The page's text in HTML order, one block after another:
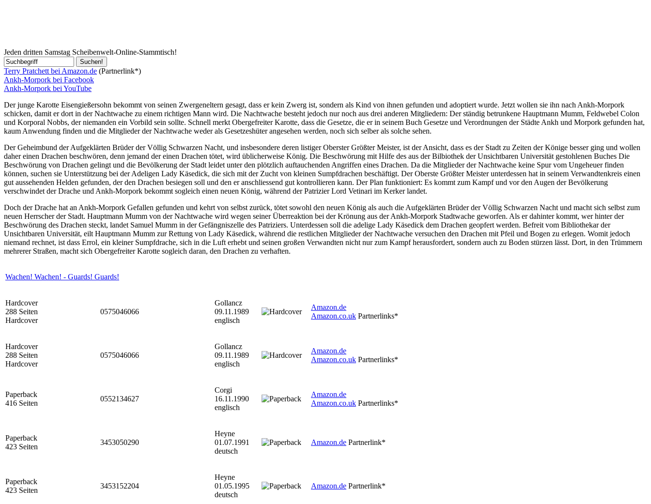
Jeden dritten Samstag Scheibenwelt-Online-Stammtisch!
Terry Pratchett bei Amazon.de (Partnerlink*)
Ankh-Morpork bei Facebook
Ankh-Morpork bei YouTube
Der junge Karotte Eisengießersohn bekommt von seinen Zwergeneltern gesagt, dass er kein Zwerg ist, sondern als Kind von ihnen gefunden und adoptiert wurde. Jetzt wollen sie ihn nach Ankh-Morpork
schicken, damit er dort in der Nachtwache zu einem richtigen Mann wird. Die Nachtwache besteht jedoch nur noch aus drei anderen Mitgliedern: Der ständig betrunkene Hauptmann Mumm, Feldwebel Colon
und Korporal Nobbs, der niemanden ein Vorbild sein sollte. Schnell merkt Obergefreiter Karotte, dass die Gesetze, die er in seinem Buch Gesetze und Verordnungen der Städte Ankh und Morpork gefunden hat,
kaum Anwendung finden und die Mitglieder der Nachtwache weder als Gesetzeshüter angesehen werden, noch sich selber als solche sehen.
Der Geheimbund der Aufgeklärten Brüder der Völlig Schwarzen Nacht, und insbesondere deren listiger Oberster Größter Meister, ist der Ansicht, dass es der Stadt zu Zeiten der Könige besser ging und wollen
daher einen Drachen beschwören, denn jemand der einen Drachen tötet, wird üblicherweise König. Die Beschwörung mit Hilfe des aus der Bilbiothek der Unsichtbaren Universität gestohlenen Buches Die
Beschwörung von Drachen gelingt und die Bevölkerung der Stadt leidet unter den plötzlich auftauchenden Angriffen eines Drachen. Da die Mitglieder der Nachtwache keine Spur vom Ungeheuer finden
können, suchen sie Unterstützung bei der Adeligen Lady Käsedick, die sich mit der Zucht von kleinen Sumpfdrachen beschäftigt. Der Oberste Größter Meister unterdessen hat in seinem Verwandtenkreis einen
gut aussehenden Helden gefunden, der den Drachen besiegen soll und den er anschliessend gut kontrollieren kann. Der Plan funktioniert: Es kommt zum Kampf und vor den Augen der Bevölkerung
verschwindet der Drache und Ankh-Morpork bekommt sogleich einen neuen König, während der Patrizier Lord Vetinari im Kerker landet.
Doch der Drache hat an Ankh-Morpork Gefallen gefunden und kehrt von selbst zurück, tötet sowohl den neuen König als auch die Aufgeklärten Brüder der Völlig Schwarzen Nacht und macht sich selbst zum
neuen Herrscher der Stadt. Hauptmann Mumm von der Nachtwache wird wegen seiner Überreaktion bei der Krönung aus der Ankh-Morpork Stadtwache geworfen. Als er dahinter kommt, wer hinter der
Beschwörung des Drachen steckt, landet Samuel Mumm in der Gefängniszelle des Patriziers. Unterdessen soll die adelige Lady Käsedick dem Drachen geopfert werden. Befreit vom Bibliothekar der
Unsichtbaren Universität, eilt Hauptmann Mumm zur Rettung von Lady Käsedick, während die restlichen Mitglieder der Nachtwache versuchen den Drachen mit Pfeil und Bogen zu erlegen. Womit jedoch
niemand rechnet, ist dass Errol, ein kleiner Sumpfdrache, sich in die Luft erhebt und seinen großen Verwandten nicht nur zum Kampf herausfordert, sondern auch zu Boden stürzen lässt. Dort, in den Trümmern
mehrerer Straßen, macht sich Obergefreiter Karotte sogleich daran, den Drachen zu verhaften.
Wachen! Wachen! - Guards! Guards!
Hardcover
288 Seiten
Hardcover
0575046066
Gollancz
09.11.1989
englisch
Amazon.de
Amazon.co.uk Partnerlinks*
Hardcover
288 Seiten
Hardcover
0575046066
Gollancz
09.11.1989
englisch
Amazon.de
Amazon.co.uk Partnerlinks*
Paperback
416 Seiten
0552134627
Corgi
16.11.1990
englisch
Amazon.de
Amazon.co.uk Partnerlinks*
Paperback
423 Seiten
3453050290
Heyne
01.07.1991
deutsch
Amazon.de Partnerlink*
Paperback
423 Seiten
3453152204
Heyne
01.05.1995
deutsch
Amazon.de Partnerlink*